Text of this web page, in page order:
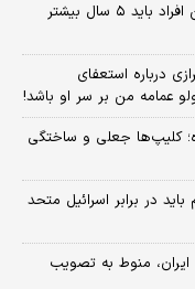
جزئیات صدور احکام بازنشستگی اعلام شد/ این افراد باید ۵ سال بیشتر
درباره استعفای
عمامه من بر سر او باشد!
کلیپ‌ها جعلی و ساختگی
در برابر اسرائیل متحد
منوط به تصویب